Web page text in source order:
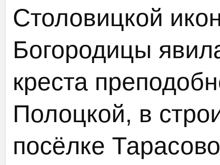
Столовицкой
Богородицы
креста
Полоцкой, в
посёлке